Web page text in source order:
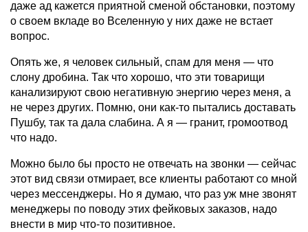
даже ад кажется приятной сменой обстановки, поэтому
о своем вкладе во Вселенную у них даже не встает
вопрос.
Опять же, я человек сильный, спам для меня — что
слону дробина. Так что хорошо, что эти товарищи
канализируют свою негативную энергию через меня, а
не через других. Помню, они как-то пытались доставать
Пушбу, так та дала слабина. А я — гранит, громоотвод
что надо.
Можно было бы просто не отвечать на звонки — сейчас
этот вид связи отмирает, все клиенты работают со мной
через мессенджеры. Но я думаю, что раз уж мне звонят
менеджеры по поводу этих фейковых заказов, надо
внести в мир что-то позитивное.